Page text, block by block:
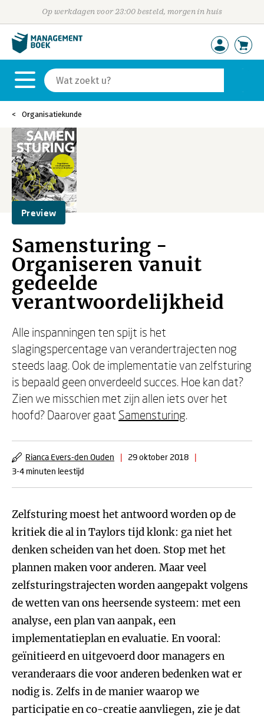
Op werkdagen voor 23:00 besteld, morgen in huis
Organisatiekunde
Preview
Samensturing -
Organiseren vanuit
gedeelde
verantwoordelijkheid
Alle inspanningen ten spijt is het
slagingspercentage van verandertrajecten nog
steeds laag. Ook de implementatie van zelfsturing
is bepaald geen onverdeeld succes. Hoe kan dat?
Zien we misschien met zijn allen iets over het
hoofd? Daarover gaat Samensturing.
Rianca Evers-den Ouden | 29 oktober 2018
|
3-4 minuten leestijd
Zelfsturing moest het antwoord worden op de
kritiek die al in Taylors tijd klonk: ga niet het
denken scheiden van het doen. Stop met het
plannen maken voor anderen. Maar veel
zelfsturingstrajecten worden aangepakt volgens
de wetten van ons heersende systeem: met een
analyse, een plan van aanpak, een
implementatieplan en evaluatie. En vooral:
geïnitieerd en uitgevoerd door managers en
veranderaars die voor anderen bedenken wat er
nodig is. Zelfs in de manier waarop we
participatie en co-creatie aanvliegen, zie je dat